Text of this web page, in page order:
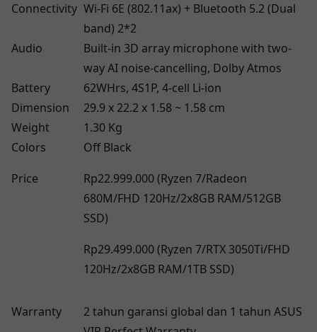
Connectivity Wi-Fi 6E (802.11ax) + Bluetooth 5.2 (Dual
band) 2*2
Audio
Built-in 3D array microphone with two-
way AI noise-cancelling, Dolby Atmos
Battery
62WHrs, 4S1P, 4-cell Li-ion
Dimension
29.9 x 22.2 x 1.58 ~ 1.58 cm
Weight
1.30 Kg
Colors
Off Black
Price
Rp22.999.000 (Ryzen 7/Radeon
680M/FHD 120Hz/2x8GB RAM/512GB
SSD)
Rp29.499.000 (Ryzen 7/RTX 3050Ti/FHD
120Hz/2x8GB RAM/1TB SSD)
Warranty
2 tahun garansi global dan 1 tahun ASUS